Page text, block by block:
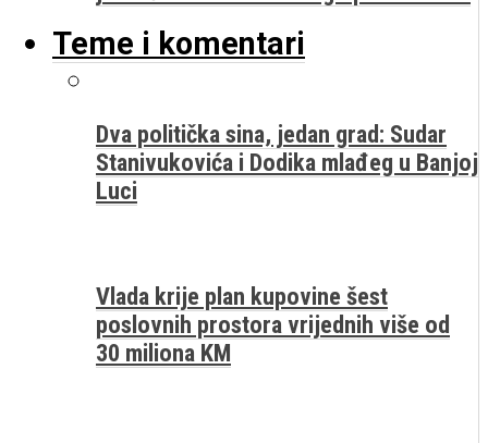
Teme i komentari
Dva politička sina, jedan grad: Sudar
Stanivukovića i Dodika mlađeg u Banjoj
Luci
Vlada krije plan kupovine šest
poslovnih prostora vrijednih više od
30 miliona KM